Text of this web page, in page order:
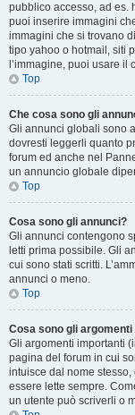
pubblico accesso, ad es.
puoi inserire immagini
immagini che si trovano
tipo yahoo o hotmail, siti
l’immagine, puoi usare il
Top
Che cosa sono gli
Gli annunci globali sono
dovresti leggerli quanto
forum ed anche nel
un annuncio globale
Top
Cosa sono gli annunci?
Gli annunci contengono
letti prima possibile. Gli
cui sono stati scritti.
annunci o meno.
Top
Cosa sono gli
Gli argomenti importanti
pagina del forum in cui
intuisce dal nome
essere lette sempre.
un utente può scriverli o